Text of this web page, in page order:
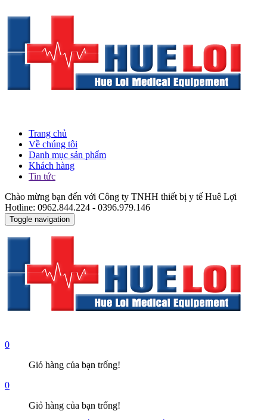
Trang chủ
Về chúng tôi
Danh mục sản phẩm
Khách hàng
Tin tức
Chào mừng bạn đến với Công ty TNHH thiết bị y tế Huê Lợi
Hotline: 0962.844.224 - 0396.979.146
Toggle navigation
0
Giỏ hàng của bạn trống!
0
Giỏ hàng của bạn trống!